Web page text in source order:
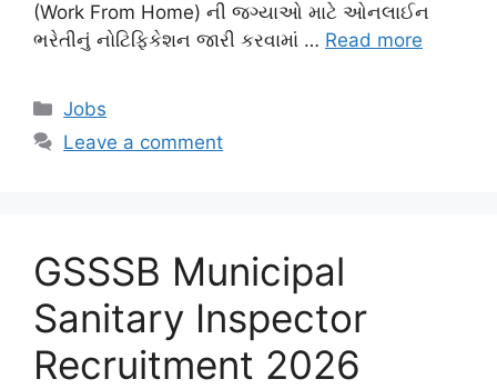
(Work From Home) ની જગ્યાઓ માટે ઓનલાઈન
ભરેતીનું નોટિફિકેશન જારી કરવામાં … Read more
Categories
Jobs
Leave a comment
GSSSB Municipal
Sanitary Inspector
Recruitment 2026